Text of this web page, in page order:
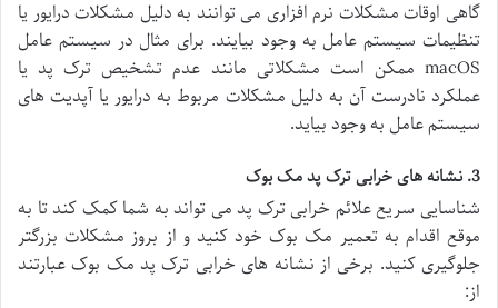
گاهی اوقات مشکلات نرم افزاری می توانند به دلیل مشکلات درایور یا
تنظیمات سیستم عامل به وجود بیایند. برای مثال در سیستم عامل
macOS ممکن است مشکلاتی مانند عدم تشخیص ترک پد یا
عملکرد نادرست آن به دلیل مشکلات مربوط به درایور یا آپدیت های
سیستم عامل به وجود بیاید.
3. نشانه های خرابی ترک پد مک بوک
شناسایی سریع علائم خرابی ترک پد می تواند به شما کمک کند تا به
موقع اقدام به تعمیر مک بوک خود کنید و از بروز مشکلات بزرگتر
جلوگیری کنید. برخی از نشانه های خرابی ترک پد مک بوک عبارتند
از: